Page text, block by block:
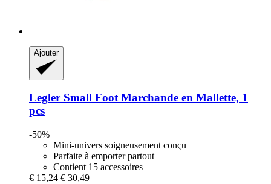
Ajouter
Legler Small FootMarchande en Mallette, 1
pcs
-50%
Mini-univers soigneusement conçu
Parfaite à emporter partout
Contient 15 accessoires
€ 15,24 € 30,49